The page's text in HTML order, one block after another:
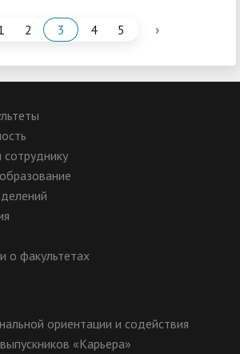
2 3 4 5 ›
о факультетах
ориентации и содействия
«Карьера»